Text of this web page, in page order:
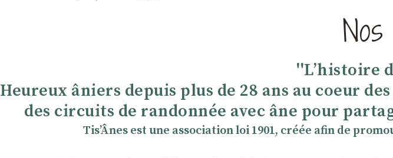
''Lʼhistoire
Heureux âniers depuis plus de 28 ans au coeur
des circuits de randonnée avec âne pour
TisʼÂnes est une association loi 1901, créée afin de